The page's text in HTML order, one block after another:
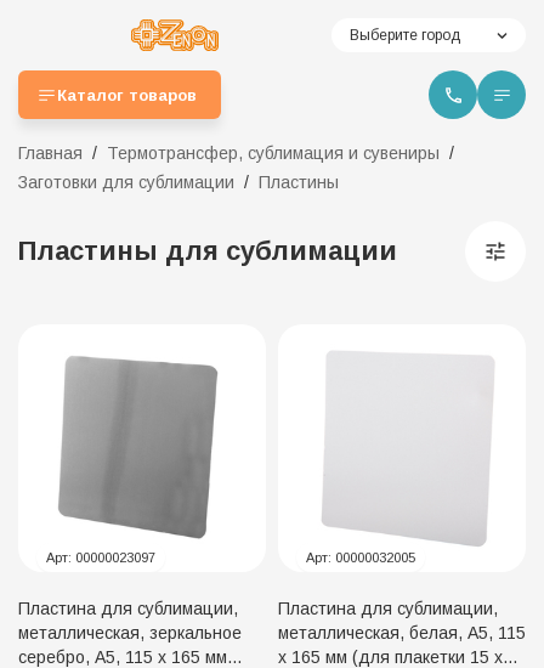
Выберите город
Каталог товаров
Главная
Термотрансфер, сублимация и сувениры
Заготовки для сублимации
Пластины
Пластины для сублимации
Арт: 00000023097
Пластина для сублимации,
металлическая, зеркальное
серебро, А5, 115 х 165 мм
Арт: 00000032005
Пластина для сублимации,
металлическая, белая, А5, 115
х 165 мм (для плакетки 15 х